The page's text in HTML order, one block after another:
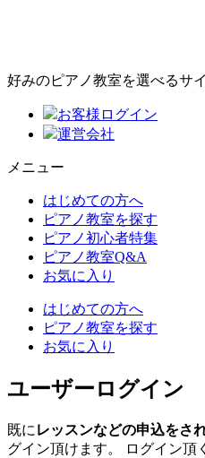
好みのピアノ教室を選べるサ
お客様ログイン
運営会社
メニュー
はじめての方へ
ピアノ教室を探す
ピアノ初心者特集
ピアノ教室Q&A
お気に入り
はじめての方へ
ピアノ教室を探す
お気に入り
ユーザーログイン
既に レッスンなどの申込をさ
グイン頂けます。 ログイン頂